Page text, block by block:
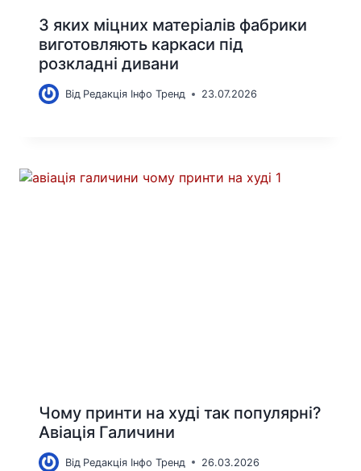
З яких міцних матеріалів фабрики
виготовляють каркаси під
розкладні дивани
Від Редакція Інфо Тренд 23.07.2026
Чому принти на худі так популярні?
Авіація Галичини
Від Редакція Інфо Тренд 26.03.2026